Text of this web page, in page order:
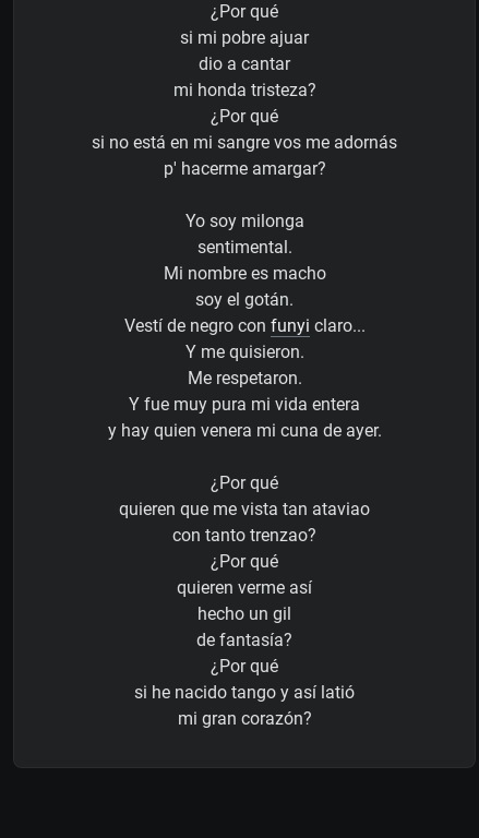
¿Por qué
si mi pobre ajuar
dio a cantar
mi honda tristeza?
¿Por qué
si no está en mi sangre vos me adornás
p' hacerme amargar?
Yo soy milonga
sentimental.
Mi nombre es macho
soy el gotán.
Vestí de negro con funyi claro...
Y me quisieron.
Me respetaron.
Y fue muy pura mi vida entera
y hay quien venera mi cuna de ayer.
¿Por qué
quieren que me vista tan ataviao
con tanto trenzao?
¿Por qué
quieren verme así
hecho un gil
de fantasía?
¿Por qué
si he nacido tango y así latió
mi gran corazón?